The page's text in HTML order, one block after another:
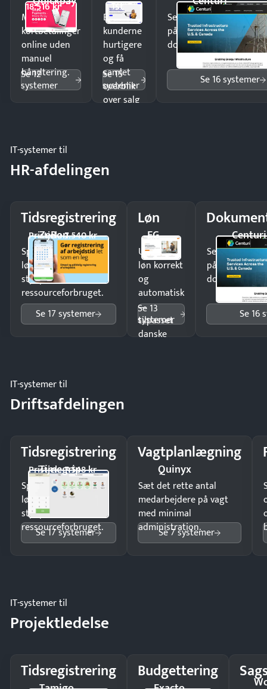
18.516 kr
Modtag
kortbetalinger
online uden
manuel
håndtering.
Se 12
systemer
1st
Ekspedér
kunderne
hurtigere
og få
samlet
overblik
over salg
Se 15
systemer
Send kontrakter til
på minutter og mist
dokumenter.
Se 16 systemer
IT-systemer til
HR-afdelingen
Tidsregistrering
ZeBon
Pristjek: 7.540 kr
Spar tid på
lønberegning og få
styr på
ressourceforbruget.
Se 17 systemer
Løn
EG
Udbetal
løn korrekt
og
automatisk
—
tilpasset
danske
Se 13
systemer
Centuri
Send
på minutter
dokumenter.
Se 16
IT-systemer til
Driftsafdelingen
Tidsregistrering
Timegrip
Pristjek: 7.548 kr
Spar tid på
lønberegning og få
styr på
ressourceforbruget.
Se 17 systemer
Vagtplanlægning
Quinyx
Sæt det rette antal
medarbejdere på vagt
med minimal
administration.
Se 7 systemer
IT-systemer til
Projektledelse
Tidsregistrering Budgettering